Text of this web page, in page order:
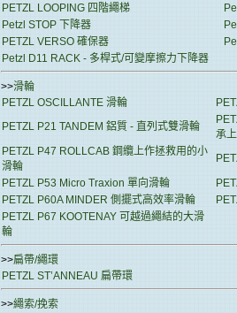
PETZL LOOPING 四階繩梯
Petzl STOP 下降器
PETZL VERSO 確保器
Petzl D11 RACK - 多桿式/可變摩擦力下降器
>>滑輪
PETZL OSCILLANTE 滑輪
PETZL P21 TANDEM 鋁質 - 直列式雙滑輪
承
PETZL P47 ROLLCAB 鋼纜上作拯救用的小
滑輪
PETZL P53 Micro Traxion 單向滑輪
PETZL P60A MINDER 側擺式高效率滑輪
PETZL P67 KOOTENAY 可越過繩結的大滑
輪
>>扁帶/繩環
PETZL ST’ANNEAU 扁帶環
>>繩索/挽索